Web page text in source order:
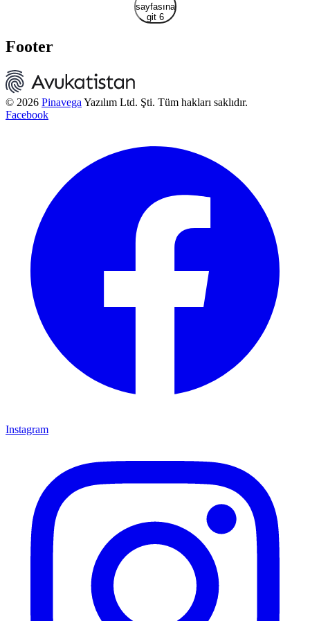
sayfasına
git 6
Footer
© 2026 Pinavega Yazılım Ltd. Şti. Tüm hakları saklıdır.
Facebook
Instagram